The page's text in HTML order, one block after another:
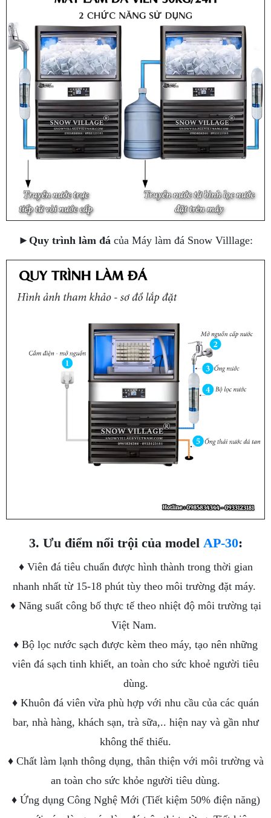
► Quy trình làm đá của Máy làm đá Snow Villlage:
3. Ưu điểm nổi trội của model AP-30:
♦ Viên đá tiêu chuẩn được hình thành trong thời gian
nhanh nhất từ 15-18 phút tùy theo môi trường đặt máy.
♦ Năng suất công bố thực tế theo nhiệt độ môi trường tại
Việt Nam.
♦ Bộ lọc nước sạch được kèm theo máy, tạo nên những
viên đá sạch tinh khiết, an toàn cho sức khoẻ người tiêu
dùng.
♦ Khuôn đá viên vừa phù hợp với nhu cầu của các quán
bar, nhà hàng, khách sạn, trà sữa,.. hiện nay và gần như
không thể thiếu.
♦ Chất làm lạnh thông dụng, thân thiện với môi trường và
an toàn cho sức khỏe người tiêu dùng.
♦ Ứng dụng Công Nghệ Mới (Tiết kiệm 50% điện năng)